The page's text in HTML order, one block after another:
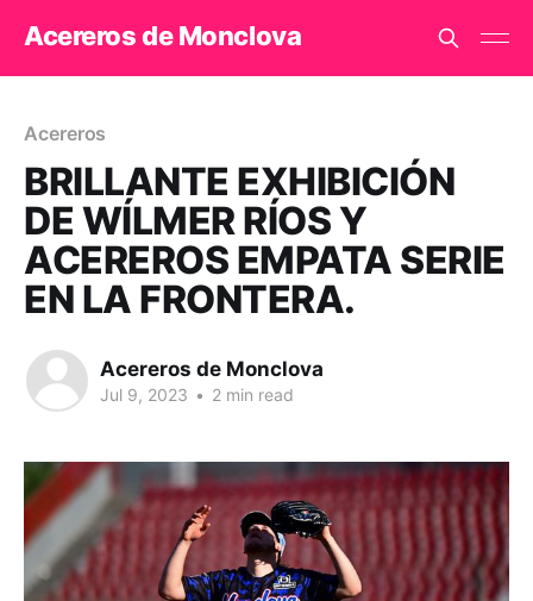
Acereros de Monclova
Acereros
BRILLANTE EXHIBICIÓN
DE WÍLMER RÍOS Y
ACEREROS EMPATA SERIE
EN LA FRONTERA.
Acereros de Monclova
Jul 9, 2023 • 2 min read